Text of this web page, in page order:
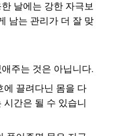
날에는 강한 자극보
남는 관리가 더 잘 맞
주는 것은 아닙니다.
에 끌려다닌 몸을 다
간은 될 수 있습니